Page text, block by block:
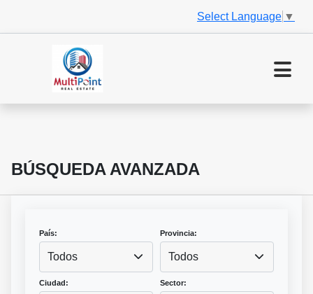
Select Language ▼
BÚSQUEDA AVANZADA
País:
Todos
Provincia:
Todos
Ciudad: Sector: